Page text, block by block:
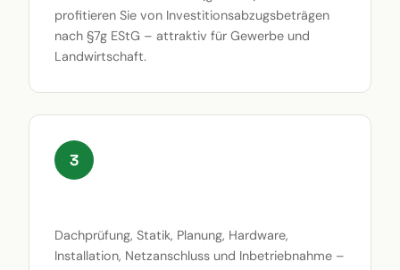
profitieren Sie von Investitionsabzugsbeträgen
nach §7g EStG – attraktiv für Gewerbe und
Landwirtschaft.
3
Dachprüfung, Statik, Planung, Hardware,
Installation, Netzanschluss und Inbetriebnahme –